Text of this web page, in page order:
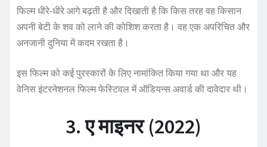
फिल्म धीरे-धीरे आगे बढ़ती है और दिखाती है कि किस तरह वह किसान
अपनी बेटी के शव को लाने की कोशिश करता है। वह एक अपरिचित और
अनजानी दुनिया में कदम रखता है।
इस फिल्म को कई पुरस्कारों के लिए नामांकित किया गया था और यह
वेनिस इंटरनेशनल फिल्म फेस्टिवल में ऑडियन्स अवार्ड की दावेदार थी।
3. ए माइनर (2022)